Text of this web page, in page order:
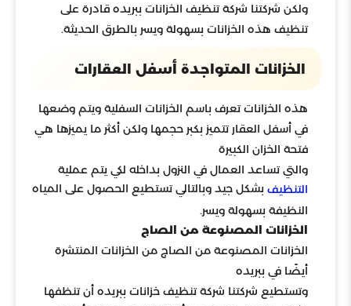
ولكن شركتنا شركة تنظيف الخزانات ببريده قادرة على
تنظيف هذه الخزانات بسهولة ويسر بالطرق الحديثة.
الخزانات المتواجدة أسفل العقارات
هذه الخزانات تعرف باسم الخزانات السفلية ويتم وضعها
في أسفل العقار تتميز بكبر حجمها ولكن أكثر ما يميزها هي
فتحة الخزان الكبيرة
والتي تساعد العمال في النزول بداخله لكي يتم عملية
التنظيف بشكل جيد وبالتالي تستطيع الحصول على المياه
النظيفة بسهولة ويسر.
الخزانات المصنوعة من الصاج
الخزانات المصنوعة من الصاج من الخزانات المنتشرة
أيضًا في ببريده
وتستطيع شركتنا شركة تنظيف خزانات ببريده أن تنظفها